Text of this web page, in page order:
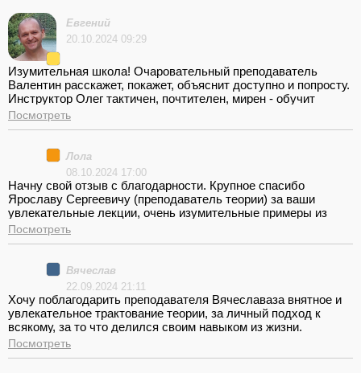
инструктора Романа Сергеевича. Девушки с таким
инструктором вы будете уверенные пользователи
автомобиля, а основное обучение пройдет с немыслимым
удовольствием!
Евгений
20.10.2024 09:29
Изумительная школа! Очаровательный преподаватель
Валентин расскажет, покажет, объяснит доступно и попросту.
Инструктор Олег тактичен, почтителен, мирен - обучит
вождению всякого!!! Рекомендую.
Посмотреть
Лола
08.10.2024 17:00
Начну свой отзыв с благодарности. Крупное спасибо
Ярославу Сергеевичу (преподаватель теории) за ваши
увлекательные лекции, очень изумительные примеры из
жизни, которые значительно лучше запоминаются, чем
попросту прочитанное правило из учебника. Павел
веру в меня, терпение, поддержку на всяком занятии, за
данные знания вождения, быть больше уверенной и не
опасаться. Спасибо начальству за очень отменный
коллектив, реально любящий свою работу! Отдельное
спасибо за то, что можно учиться теории онлайн, огромной
плюс и очень комфортно, в особенности для тех, кто
работает либо имеет маленьких детей РЕКОМЕНДУЮ!!!
Посмотреть
Вячеслав
22.09.2024 21:11
Хочу поблагодарить преподавателя Вячеславаза внятное и
увлекательное трактование теории, за личный подход к
всякому, за то что делился своим навыком из жизни.
Выражаю признательность своему инструктору по
вождению, Андрею Васильевичу, за приобретение умения и
Посмотреть